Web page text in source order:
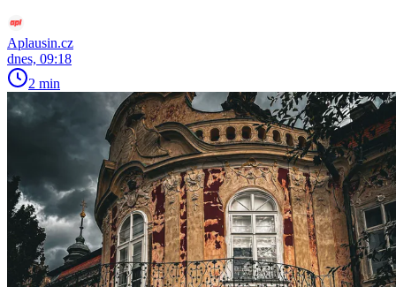
Aplausin.cz
dnes, 09:18
2 min